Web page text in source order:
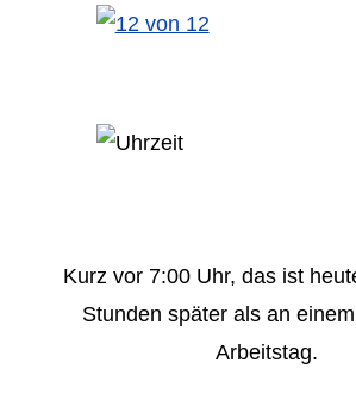
Kurz vor 7:00 Uhr, das ist
Stunden später als an
Arbeitstag.